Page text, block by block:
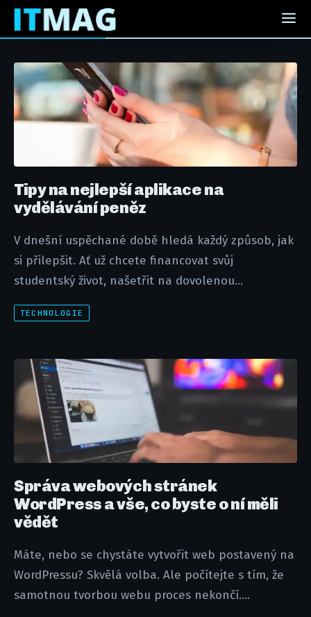
Tipy na nejlepší aplikace na
vydělávání peněz
V dnešní uspěchané době hledá každý způsob, jak
si přilepšit. Ať už chcete financovat svůj
studentský život, našetřit na dovolenou...
TECHNOLOGIE
Správa webových stránek
WordPress a vše, co byste o ní měli
vědět
Máte, nebo se chystáte vytvořit web postavený na
WordPressu? Skvělá volba. Ale počítejte s tím, že
samotnou tvorbou webu proces nekončí....